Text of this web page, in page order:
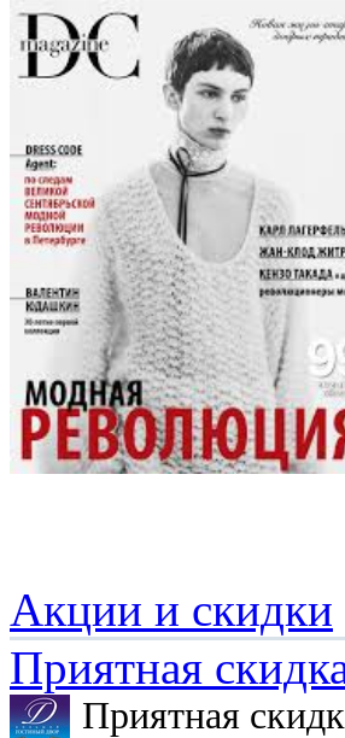
Акции и скидки
Приятная
Приятная